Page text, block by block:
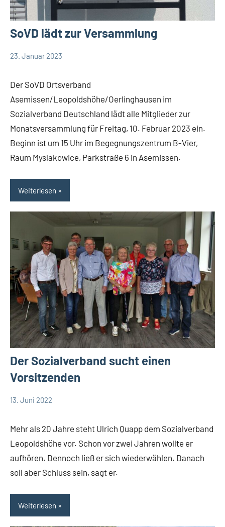
SoVD lädt zur Versammlung
Termine
23. Januar 2023
Der SoVD Ortsverband
Asemissen/Leopoldshöhe/Oerlinghausen im
Sozialverband Deutschland lädt alle Mitglieder zur
Monatsversammlung für Freitag, 10. Februar 2023 ein.
Beginn ist um 15 Uhr im Begegnungszentrum B-Vier,
Raum Myslakowice, Parkstraße 6 in Asemissen.
Weiterlesen
Der Sozialverband sucht einen
Vorsitzenden
Themen
13. Juni 2022
Mehr als 20 Jahre steht Ulrich Quapp dem Sozialverband
Leopoldshöhe vor. Schon vor zwei Jahren wollte er
aufhören. Dennoch ließ er sich wiederwählen. Danach
soll aber Schluss sein, sagt er.
Weiterlesen